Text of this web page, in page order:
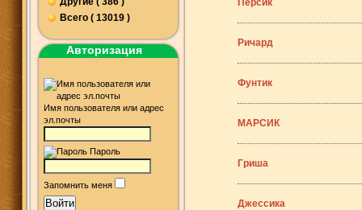
Всего ( 13019 )
Авторизация
Имя пользователя или адрес
эл.почты
Пароль
Запомнить меня
Войти
Персик
Ричард
Фунтик
МАРСИК
Гриша
Джессика